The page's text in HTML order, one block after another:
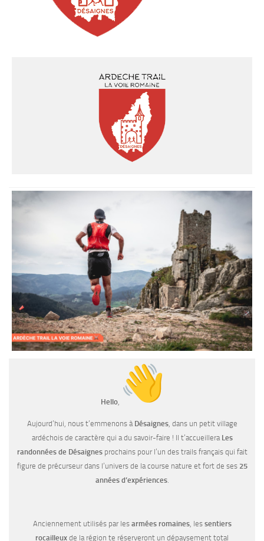
Hello,
Aujourd’hui, nous t’emmenons à Désaignes, dans un petit village
ardéchois de caractère qui a du savoir-faire ! Il t’accueillera Les
randonnées de Désaignesprochains pour l’un des trails français qui fait
figure de précurseur dans l’univers de la course nature et fort de ses 25
années d’expériences.
Anciennement utilisés par les armées romaines, les sentiers
rocailleux de la région te réserveront un dépaysement total